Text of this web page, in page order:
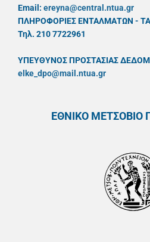
Email: ereyna@central.ntua.gr
ΠΛΗΡΟΦΟΡΙΕΣ ΕΝΤΑΛΜΑΤΩΝ -
Τηλ. 210 7722961
ΥΠΕΥΘYΝΟΣ ΠΡΟΣΤΑΣΙΑΣ
elke_dpo@mail.ntua.gr
ΕΘΝΙΚΟ ΜΕΤΣΟΒΙΟ